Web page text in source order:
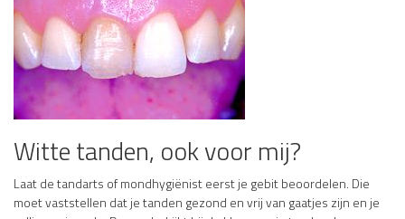
Witte tanden, ook voor mij?
Laat de tandarts of mondhygiënist eerst je gebit beoordelen. Die
moet vaststellen dat je tanden gezond en vrij van gaatjes zijn en je